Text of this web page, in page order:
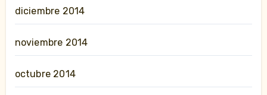
diciembre 2014
noviembre 2014
octubre 2014